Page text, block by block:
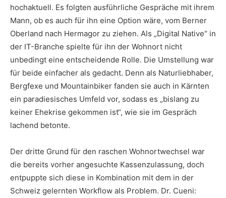
hochaktuell. Es folgten ausführliche Gespräche mit ihrem
Mann, ob es auch für ihn eine Option wäre, vom Berner
Oberland nach Hermagor zu ziehen. Als „Digital Native“ in
der IT-Branche spielte für ihn der Wohnort nicht
unbedingt eine entscheidende Rolle. Die Umstellung war
für beide einfacher als gedacht. Denn als Naturliebhaber,
Bergfexe und Mountainbiker fanden sie auch in Kärnten
ein paradiesisches Umfeld vor, sodass es „bislang zu
keiner Ehekrise gekommen ist“, wie sie im Gespräch
lachend betonte.
Der dritte Grund für den raschen Wohnortwechsel war
die bereits vorher angesuchte Kassenzulassung, doch
entpuppte sich diese in Kombination mit dem in der
Schweiz gelernten Workflow als Problem. Dr. Cueni: